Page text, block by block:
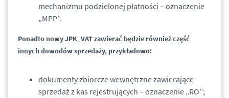
mechanizmu podzielonej płatności – oznaczenie
„MPP”.
Ponadto nowy JPK_VAT zawierać będzie również część
innych dowodów sprzedaży, przykładowo:
dokumenty zbiorcze wewnętrzne zawierające
sprzedaż z kas rejestrujących – oznaczenie „RO”;